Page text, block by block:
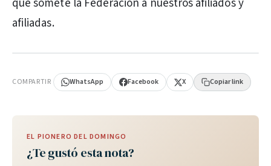
que somete la Federación a nuestros afiliados y
afiliadas.
COMPARTIR WhatsApp Facebook X Copiar link
EL PIONERO DEL DOMINGO
¿Te gustó esta nota?